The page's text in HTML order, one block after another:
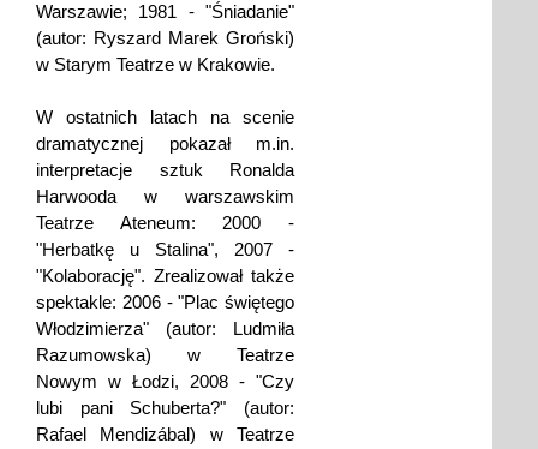
Warszawie; 1981 - "Śniadanie"
(autor: Ryszard Marek Groński)
w Starym Teatrze w Krakowie.
W ostatnich latach na scenie
dramatycznej pokazał m.in.
interpretacje sztuk Ronalda
Harwooda w warszawskim
Teatrze Ateneum: 2000 -
"Herbatkę u Stalina", 2007 -
"Kolaborację". Zrealizował także
spektakle: 2006 - "Plac świętego
Włodzimierza" (autor: Ludmiła
Razumowska) w Teatrze
Nowym w Łodzi, 2008 - "Czy
lubi pani Schuberta?" (autor:
Rafael Mendizábal) w Teatrze